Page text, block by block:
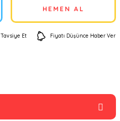
HEMEN AL
Tavsiye Et Fiyatı Düşünce Haber Ver